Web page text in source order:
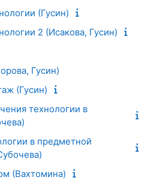
(Гусин)
2 (Исакова, Гусин)
Гусин)
(Гусин)
технологии в
в предметной
(Вахтомина)